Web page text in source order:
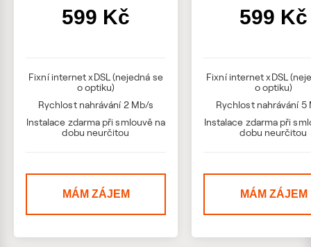
599 Kč
Fixní internet xDSL (nejedná se
o optiku)
Rychlost nahrávání 2 Mb/s
Instalace zdarma při smlouvě na
dobu neurčitou
MÁM ZÁJEM
599 Kč
Fixní internet xDSL
o optiku)
Rychlost nahrávání 5
Instalace zdarma při
dobu neurčitou
MÁM ZÁJEM